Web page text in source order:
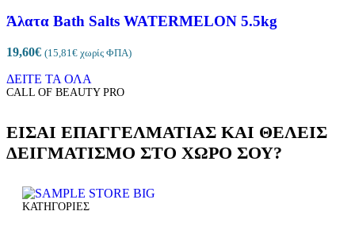
Άλατα Bath Salts WATERMELON 5.5kg
19,60€ (15,81 € χωρίς ΦΠΑ)
ΔΕΙΤΕ ΤΑ ΟΛΑ
CALL OF BEAUTY PRO
ΕΙΣΑΙ ΕΠΑΓΓΕΛΜΑΤΙΑΣ ΚΑΙ ΘΕΛΕΙΣ
ΔΕΙΓΜΑΤΙΣΜΟ ΣΤΟ ΧΩΡΟ ΣΟΥ?
ΚΑΤΗΓΟΡΙΕΣ